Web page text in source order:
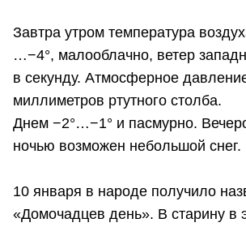
Завтра утром температура
…−4°, малооблачно, ветер
в секунду. Атмосферное
миллиметров ртутного столба.
Днем −2°…−1° и пасмурно.
ночью возможен небольшой снег.
10 января в народе получило
«Домочадцев день». В старину в